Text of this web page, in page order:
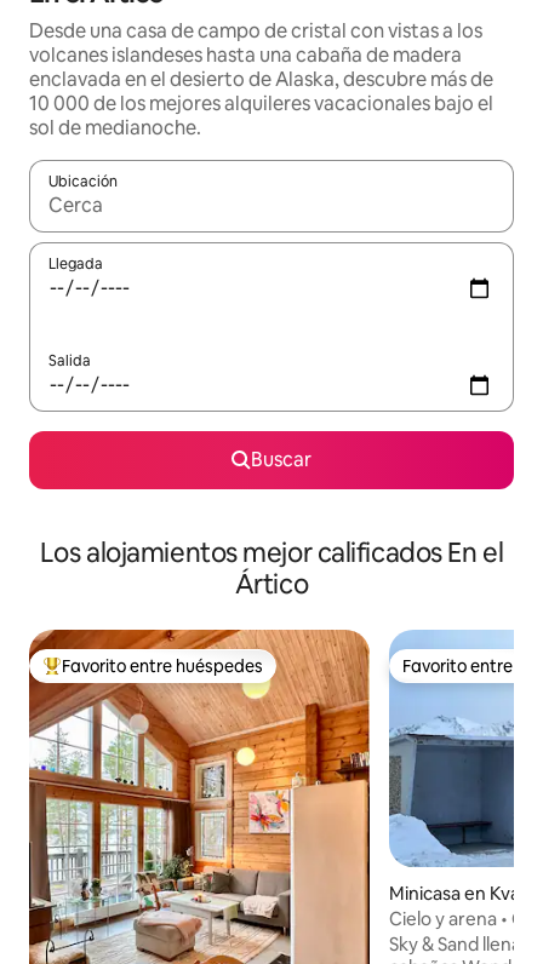
Desde una casa de campo de cristal con vistas a los
volcanes islandeses hasta una cabaña de madera
enclavada en el desierto de Alaska, descubre más de
10 000 de los mejores alquileres vacacionales bajo el
sol de medianoche.
Ubicación
Cuando los resultados estén disponibles, navega con las
Llegada
Salida
Buscar
Los alojamientos mejor calificados En el
Ártico
Favorito entre huéspedes preferido
Favorito entre huéspedes Favorito entre
Favorito entre
Minicasa en
une
Cielo y arena •
WonderInn Arctic
Sky & Sand llena